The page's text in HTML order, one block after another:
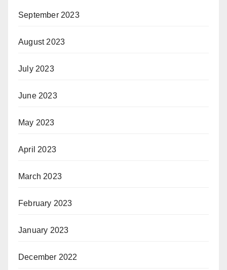
September 2023
August 2023
July 2023
June 2023
May 2023
April 2023
March 2023
February 2023
January 2023
December 2022